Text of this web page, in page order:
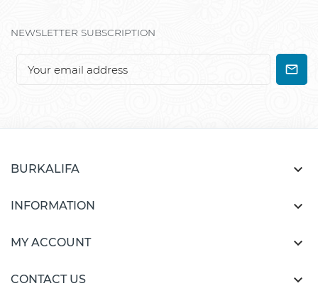
NEWSLETTER SUBSCRIPTION
BURKALIFA 
INFORMATION 
MY ACCOUNT 
CONTACT US 